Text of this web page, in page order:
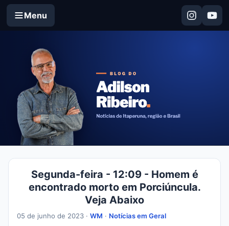
Menu
Segunda-feira - 12:09 - Homem é
encontrado morto em Porciúncula.
Veja Abaixo
05 de junho de 2023 · WM · Notícias em Geral